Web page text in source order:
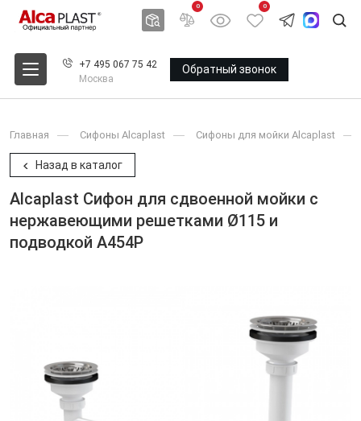
0 0
+7 495 067 75 42
Москва
Обратный звонок
Главная Сифоны Alcaplast Сифоны для мойки Alcaplast
Назад в каталог
Alcaplast Сифон для сдвоенной мойки с
нержавеющими решетками Ø115 и
подводкой A454P